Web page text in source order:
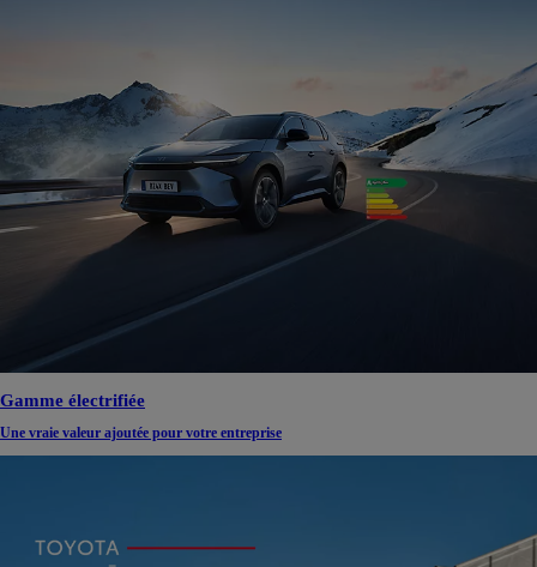
Gamme électrifiée
Une vraie valeur ajoutée pour votre entreprise